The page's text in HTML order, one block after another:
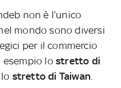
non è l’unico
mondo sono diversi
per il commercio
esempio lo stretto di
stretto di Taiwan